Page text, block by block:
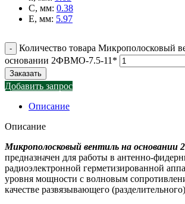
C, мм: 0.38
E, мм: 5.97
Количество товара Микрополосковый
основании 2ФВМO-7.5-11*
Заказать
Добавить запрос
Описание
Описание
Микрополосковый вентиль на
предназначен для работы в антенно-
радиоэлектронной герметизированной
уровня мощности с волновым
качестве развязывающего